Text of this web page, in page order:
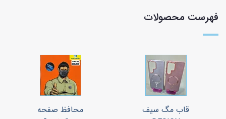
فهرست محصولات
قاب مگ سیف
محافظ صفحه